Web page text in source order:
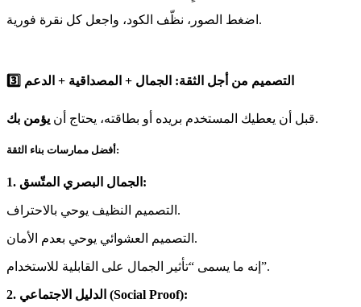
اضغط الصور، نظّف الكود، واجعل كل نقرة فورية.
3️⃣ التصميم من أجل الثقة: الجمال + المصداقية + الدعم
قبل أن يعطيك المستخدم بريده أو بطاقته، يحتاج أن يؤمن بك .
أفضل ممارسات بناء الثقة:
1. الجمال البصري المتّسق:
التصميم النظيف يوحي بالاحتراف.
التصميم العشوائي يوحي بعدم الأمان.
إنه ما يسمى “تأثير الجمال على القابلية للاستخدام”.
2. الدليل الاجتماعي (Social Proof):